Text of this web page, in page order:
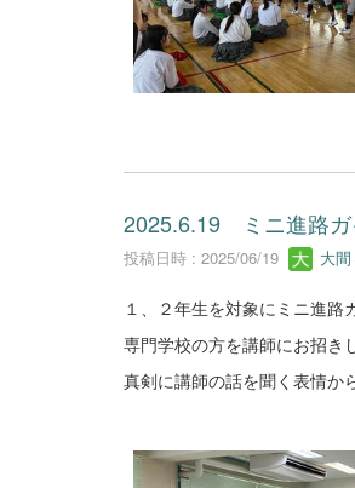
2025.6.19 ミニ進路ガ
投稿日時 : 2025/06/19 大間
１、２年生を対象にミニ進路
専門学校の方を講師にお招き
真剣に講師の話を聞く表情か